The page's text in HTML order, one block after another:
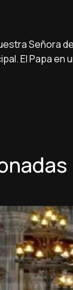
Señora
El Papa